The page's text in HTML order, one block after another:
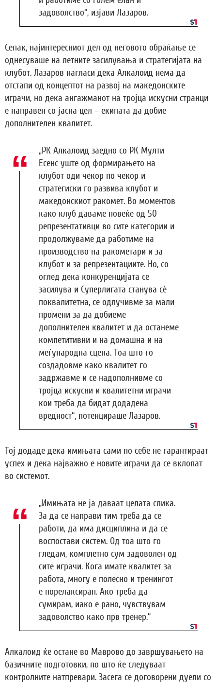
задоволство“, изјави Лазаров.
Сепак, најинтересниот дел од неговото обраќање се
однесуваше на летните засилувања и стратегијата на
клубот. Лазаров нагласи дека Алкалоид нема да
отстапи од концептот на развој на македонските
играчи, но дека ангажманот на тројца искусни странци
е направен со јасна цел – екипата да добие
дополнителен квалитет.
„РК Алкалоид заедно со РК Мулти
Есенс уште од формирањето на
клубот оди чекор по чекор и
стратегиски го развива клубот и
македонскиот ракомет. Во моментов
како клуб даваме повеќе од 50
репрезентативци во сите категории и
продолжуваме да работиме на
производство на ракометари и за
клубот и за репрезентациите. Но, со
оглед дека конкуренцијата се
засилува и Суперлигата станува сè
поквалитетна, се одлучивме за мали
промени за да добиеме
дополнителен квалитет и да останеме
компетитивни и на домашна и на
меѓународна сцена. Тоа што го
создадовме како квалитет го
задржавме и се надополнивме со
тројца искусни и квалитетни играчи
кои треба да бидат додадена
вредност“, потенцираше Лазаров.
Тој додаде дека имињата сами по себе не гарантираат
успех и дека најважно е новите играчи да се вклопат
во системот.
„Имињата не ја даваат целата слика.
За да се направи тим треба да се
работи, да има дисциплина и да се
воспостави систем. Од тоа што го
гледам, комплетно сум задоволен од
сите играчи. Кога имате квалитет за
работа, многу е полесно и тренингот
е порелаксиран. Ако треба да
сумирам, иако е рано, чувствувам
задоволство како прв тренер.“
Алкалоид ќе остане во Маврово до завршувањето на
базичните подготовки, по што ќе следуваат
контролните натпревари. Засега се договорени дуели со